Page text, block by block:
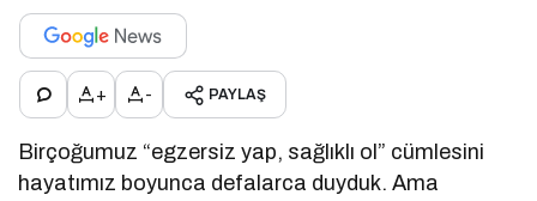
+ - PAYLAŞ
Birçoğumuz “egzersiz yap, sağlıklı ol” cümlesini
hayatımız boyunca defalarca duyduk. Ama